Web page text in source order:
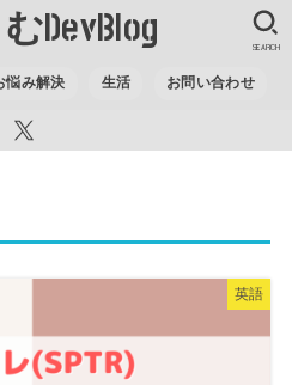
DevBlog
悩み解決 生活 お問い合わせ
SEARCH
英語